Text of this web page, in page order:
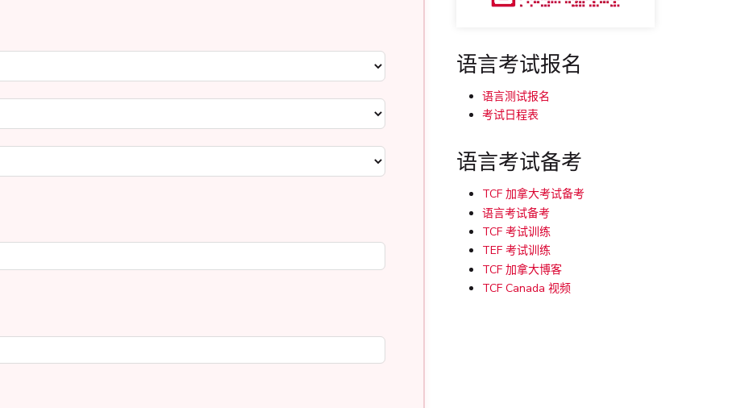
语言考试报名
语言测试报名
考试日程表
语言考试备考
TCF 加拿大考试备考
语言考试备考
TCF 考试训练
TEF 考试训练
TCF 加拿大博客
TCF Canada 视频